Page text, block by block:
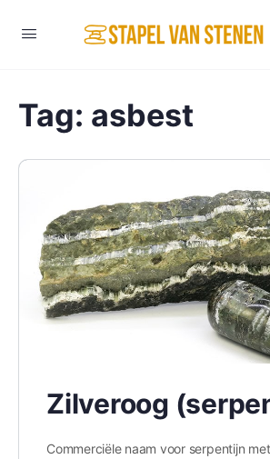
Tag: asbest
Zilveroog
Commerciële naam voor serpentijn